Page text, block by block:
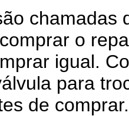
chamadas
o
igual.
para
de comprar.